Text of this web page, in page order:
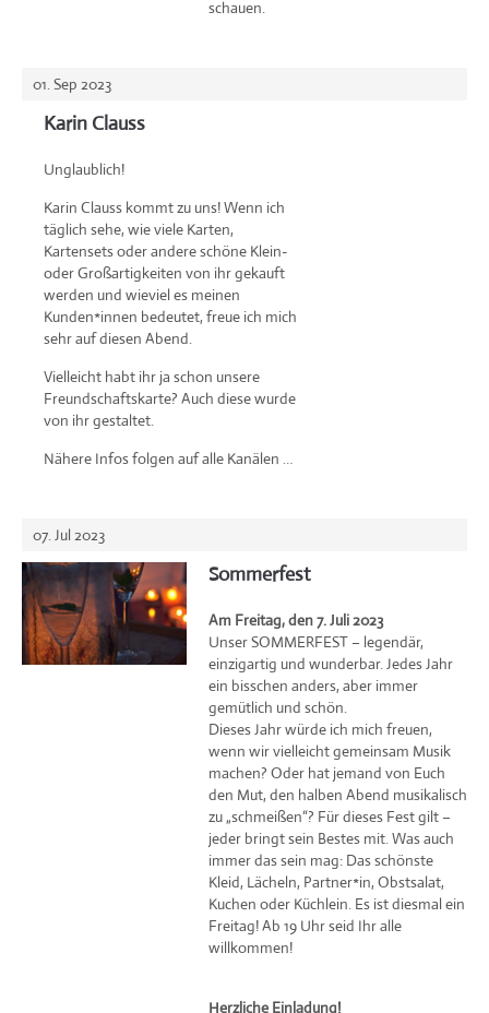
schauen.
01. Sep 2023
Karin Clauss
Unglaublich!
Karin Clauss kommt zu uns! Wenn ich
täglich sehe, wie viele Karten,
Kartensets oder andere schöne Klein-
oder Großartigkeiten von ihr gekauft
werden und wieviel es meinen
Kunden*innen bedeutet, freue ich mich
sehr auf diesen Abend.
Vielleicht habt ihr ja schon unsere
Freundschaftskarte? Auch diese wurde
von ihr gestaltet.
Nähere Infos folgen auf alle Kanälen …
07. Jul 2023
Sommerfest
Am Freitag, den 7. Juli 2023
Unser SOMMERFEST – legendär,
einzigartig und wunderbar. Jedes Jahr
ein bisschen anders, aber immer
gemütlich und schön.
Dieses Jahr würde ich mich freuen,
wenn wir vielleicht gemeinsam Musik
machen? Oder hat jemand von Euch
den Mut, den halben Abend musikalisch
zu „schmeißen“? Für dieses Fest gilt –
jeder bringt sein Bestes mit. Was auch
immer das sein mag: Das schönste
Kleid, Lächeln, Partner*in, Obstsalat,
Kuchen oder Küchlein. Es ist diesmal ein
Freitag! Ab 19 Uhr seid Ihr alle
willkommen!
Herzliche Einladung!